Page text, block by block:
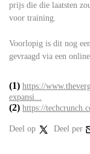
prijs die die laatsten
voor training.
Voorlopig is dit nog
gevraagd via een
(1) https://
expansi...
(2) https://
Deel op Deel per